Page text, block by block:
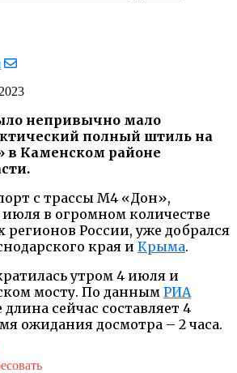
непривычно мало
полный штиль на
в Каменском районе
с трассы М4 «Дон»,
в огромном количестве
регионов России, уже добрался
края и Крыма.
утром 4 июля и
мосту. По данным РИА
длина сейчас составляет 4
ожидания досмотра – 2 часа.